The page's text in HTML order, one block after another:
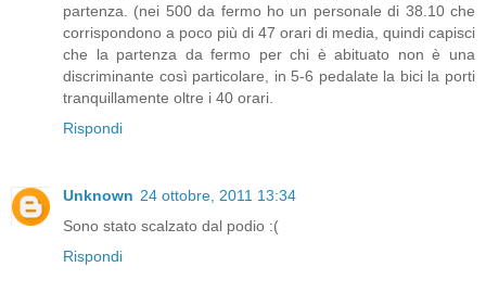
partenza. (nei 500 da fermo ho un personale di 38.10 che
corrispondono a poco più di 47 orari di media, quindi capisci
che la partenza da fermo per chi è abituato non è una
discriminante così particolare, in 5-6 pedalate la bici la porti
tranquillamente oltre i 40 orari.
Rispondi
Unknown 24 ottobre, 2011 13:34
Sono stato scalzato dal podio :(
Rispondi